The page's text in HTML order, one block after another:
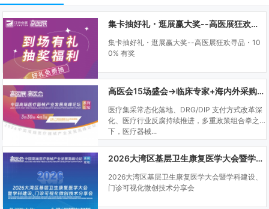
集卡抽好礼・逛展赢大奖--高医展狂欢寻品・100% 有奖
集卡抽好礼・逛展赢大奖--高医展狂欢寻品・10
0% 有奖
高医会15场盛会→临床专家+海内外采购商双向对接
医疗集采常态化落地、DRG/DIP 支付方式改革深
化、医疗行业反腐持续推进，多重政策组合拳之
下，医疗器械...
2026大湾区基层卫生康复医学大会暨学科建设、门诊可视化微创技术分享会
2026大湾区基层卫生康复医学大会暨学科建设、
门诊可视化微创技术分享会